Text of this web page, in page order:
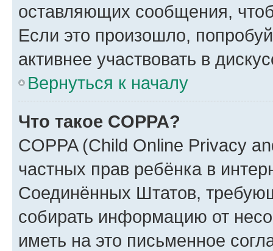
оставляющих сообщения,
Если это произошло,
активнее участвовать в
Вернуться к началу
Что такое COPPA?
COPPA (Child Online Privacy
частных прав ребёнка в
Соединённых Штатов,
собирать информацию от
иметь на это письменное